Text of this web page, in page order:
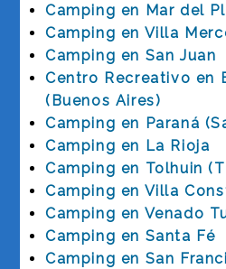
Camping en Mar del
Camping en Villa
Camping en San Juan
Centro Recreativo en
(Buenos Aires)
Camping en Paraná
Camping en La Rioja
Camping en Tolhuin
Camping en Villa
Camping en Venado
Camping en Santa Fé
Camping en San